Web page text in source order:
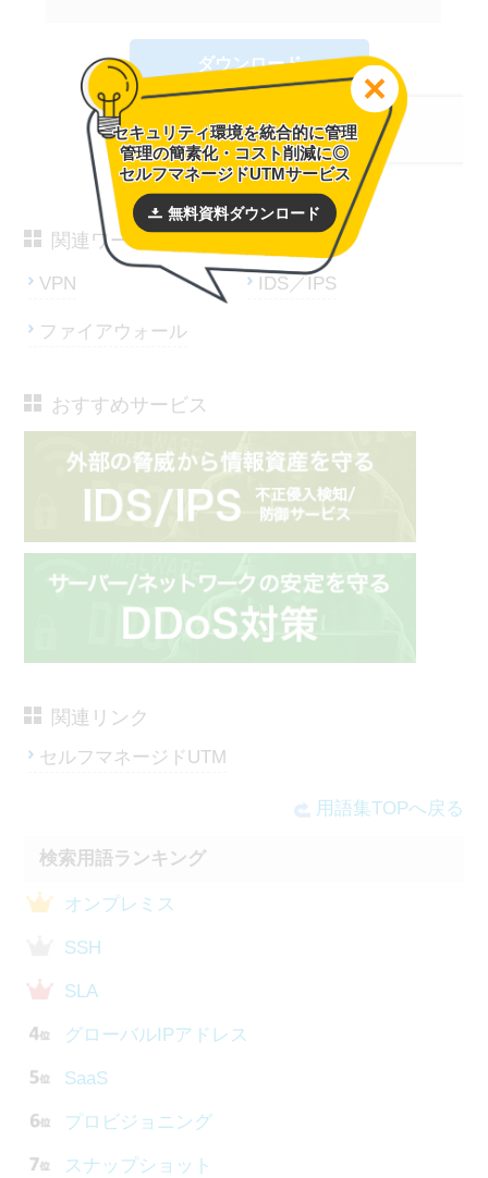
関連ワード
VPN IDS／IPS
ファイアウォール
おすすめサービス
関連リンク
セルフマネージドUTM
用語集TOPへ戻る
検索用語ランキング
オンプレミス
SSH
SLA
グローバルIPアドレス
SaaS
プロビジョニング
スナップショット
セキュリティ環境を統合的に管理
管理の簡素化・コスト削減に◎
セルフマネージドUTMサービス
無料資料ダウンロード